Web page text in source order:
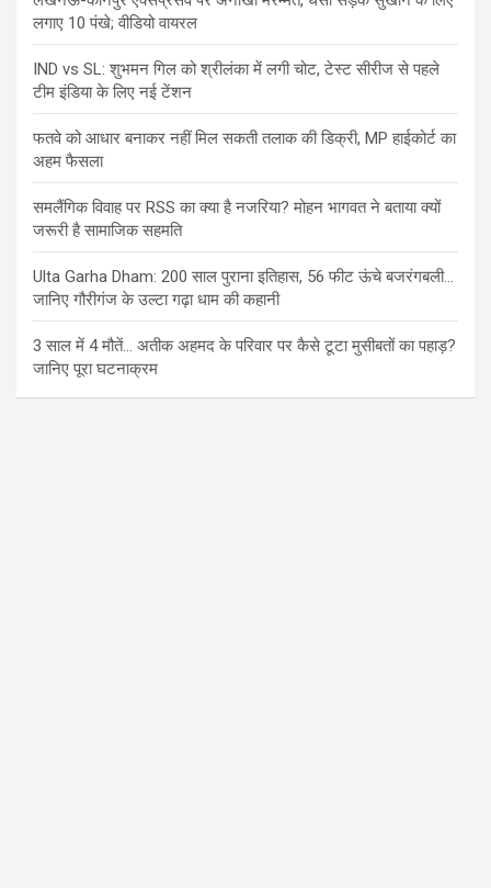
लगाए 10 पंखे; वीडियो वायरल
IND vs SL: शुभमन गिल को श्रीलंका में लगी चोट, टेस्ट सीरीज से पहले
टीम इंडिया के लिए नई टेंशन
फतवे को आधार बनाकर नहीं मिल सकती तलाक की डिक्री, MP हाईकोर्ट का
अहम फैसला
समलैंगिक विवाह पर RSS का क्या है नजरिया? मोहन भागवत ने बताया क्यों
जरूरी है सामाजिक सहमति
Ulta Garha Dham: 200 साल पुराना इतिहास, 56 फीट ऊंचे बजरंगबली…
जानिए गौरीगंज के उल्टा गढ़ा धाम की कहानी
3 साल में 4 मौतें… अतीक अहमद के परिवार पर कैसे टूटा मुसीबतों का पहाड़?
जानिए पूरा घटनाक्रम